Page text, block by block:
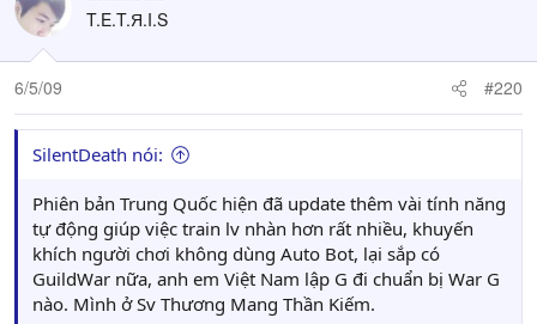
T.E.T.Я.I.S
6/5/09 #220
SilentDeath nói:
Phiên bản Trung Quốc hiện đã update thêm vài tính năng
tự động giúp việc train lv nhàn hơn rất nhiều, khuyến
khích người chơi không dùng Auto Bot, lại sắp có
GuildWar nữa, anh em Việt Nam lập G đi chuẩn bị War G
nào. Mình ở Sv Thương Mang Thần Kiếm.